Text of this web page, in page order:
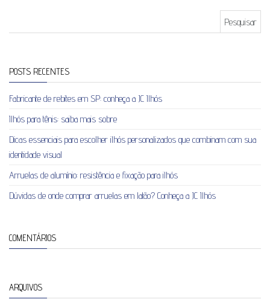
POSTS RECENTES
Fabricante de rebites em SP: conheça a JC Ilhós
Ilhós para tênis: saiba mais sobre
Dicas essenciais para escolher ilhós personalizados que combinam com sua
identidade visual
Arruelas de alumínio: resistência e fixação para ilhós
Dúvidas de onde comprar arruelas em latão? Conheça a JC Ilhós
COMENTÁRIOS
ARQUIVOS